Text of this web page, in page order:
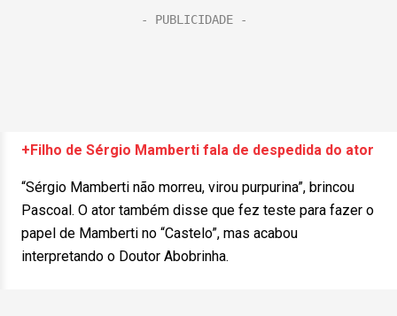
+Filho de Sérgio Mamberti fala de despedida do ator
“Sérgio Mamberti não morreu, virou purpurina”, brincou
Pascoal. O ator também disse que fez teste para fazer o
papel de Mamberti no “Castelo”, mas acabou
interpretando o Doutor Abobrinha.